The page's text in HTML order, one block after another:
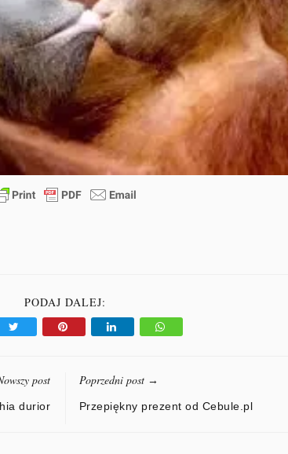
PODAJ DALEJ:
post
durior
Poprzedni post→
Przepiękny prezent od Cebule.pl